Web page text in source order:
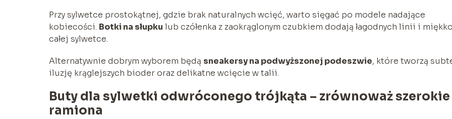
Przy sylwetce prostokątnej, gdzie brak naturalnych wcięć, warto sięgać po modele nadające
kobiecości. Botki na słupku lub czółenka z zaokrąglonym czubkiem dodają łagodnych linii i
całej sylwetce.
Alternatywnie dobrym wyborem będą sneakersy na podwyższonej podeszwie, które tworzą
iluzję krąglejszych bioder oraz delikatne wcięcie w talii.
Buty dla sylwetki odwróconego trójkąta – zrównoważ szerokie
ramiona